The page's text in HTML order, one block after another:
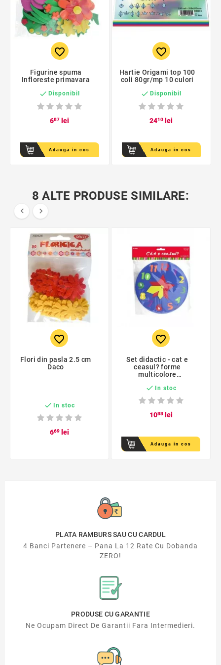
favorite_border
Figurine spuma
Infloreste primavara
 Disponibil
687 lei
Adauga in cos
favorite_border
Hartie Origami top 100
coli 80gr/mp 10 culori
 Disponibil
2410 lei
Adauga in cos
8 ALTE PRODUSE SIMILARE:
 
favorite_border
Flori din pasla 2.5 cm
Daco
 In stoc
669lei
favorite_border
Set didactic - cat e
ceasul? forme
multicolore
spuma
 In stoc
1088lei
Adauga in cos
PLATA RAMBURS SAU CU CARDUL
4 Banci Partenere – Pana La 12 Rate Cu Dobanda
ZERO!
PRODUSE CU GARANTIE
Ne Ocupam Direct De Garantii Fara Intermedieri.